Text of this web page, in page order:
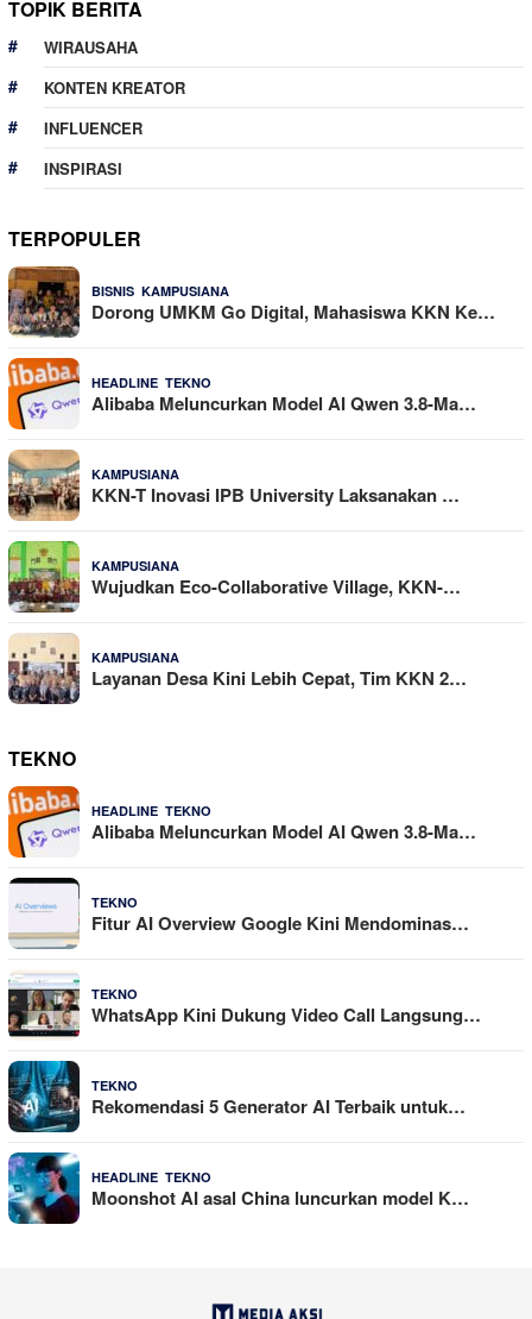
TOPIK BERITA
WIRAUSAHA
KONTEN KREATOR
INFLUENCER
INSPIRASI
TERPOPULER
BISNIS KAMPUSIANA
Dorong UMKM Go Digital, Mahasiswa KKN Ke…
HEADLINE TEKNO
Alibaba Meluncurkan Model AI Qwen 3.8-Ma…
KAMPUSIANA
KKN-T Inovasi IPB University Laksanakan …
KAMPUSIANA
Wujudkan Eco-Collaborative Village, KKN-…
KAMPUSIANA
Layanan Desa Kini Lebih Cepat, Tim KKN 2…
TEKNO
HEADLINE TEKNO
Alibaba Meluncurkan Model AI Qwen 3.8-Ma…
TEKNO
Fitur AI Overview Google Kini Mendominas…
TEKNO
WhatsApp Kini Dukung Video Call Langsung…
TEKNO
Rekomendasi 5 Generator AI Terbaik untuk…
HEADLINE TEKNO
Moonshot AI asal China luncurkan model K…